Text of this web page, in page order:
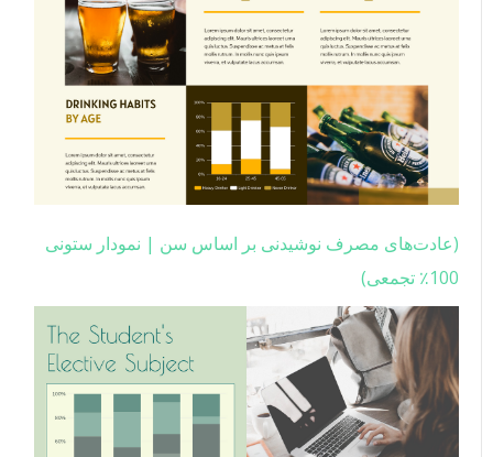
(عادت‌های مصرف نوشیدنی بر اساس سن | نمودار ستونی
100٪ تجمعی)